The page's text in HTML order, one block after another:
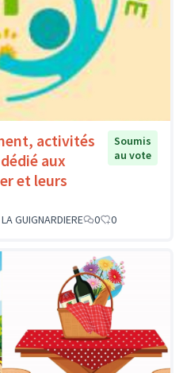
activités
aux
et leurs
Soumis
au vote
GUIGNARDIERE 0 0